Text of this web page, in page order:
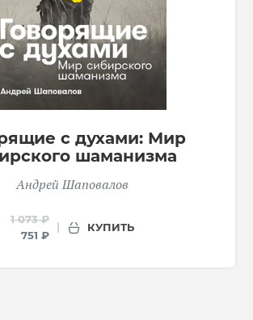
с духами: Мир
шаманизма
Андрей Шаповалов
1 073 ₽
751 ₽
КУПИТЬ